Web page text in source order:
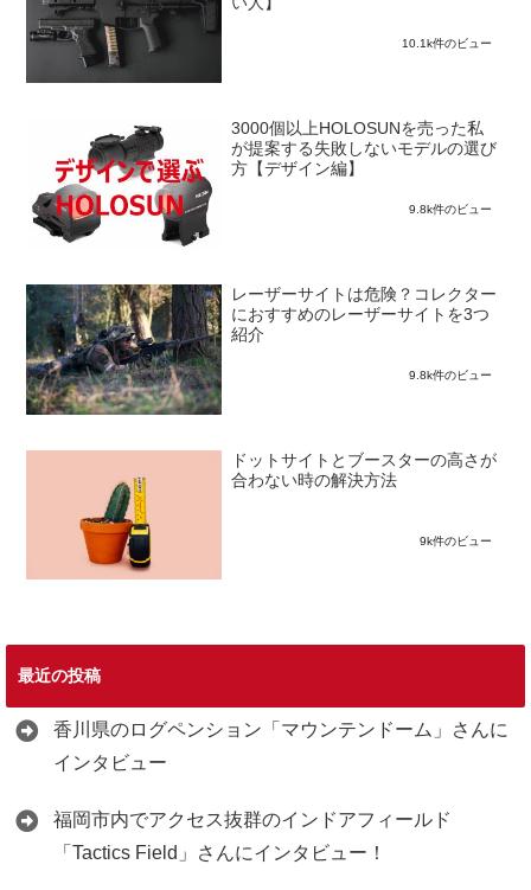
10.1k件のビュー
3000個以上HOLOSUNを売った私
が提案する失敗しないモデルの選び
方【デザイン編】
9.8k件のビュー
レーザーサイトは危険？コレクター
におすすめのレーザーサイトを3つ
紹介
9.8k件のビュー
ドットサイトとブースターの高さが
合わない時の解決方法
9k件のビュー
最近の投稿
香川県のログペンション「マウンテンドーム」さんに
インタビュー
福岡市内でアクセス抜群のインドアフィールド
「Tactics Field」さんにインタビュー！